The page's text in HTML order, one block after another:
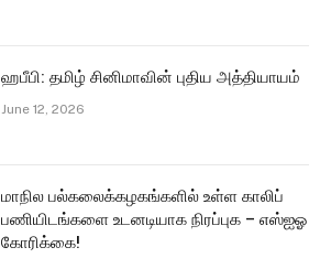
ஹபீபி: தமிழ் சினிமாவின் புதிய அத்தியாயம்
June 12, 2026
மாநில பல்கலைக்கழகங்களில் உள்ள காலிப்
பணியிடங்களை உடனடியாக நிரப்புக – எஸ்ஐஓ
கோரிக்கை!